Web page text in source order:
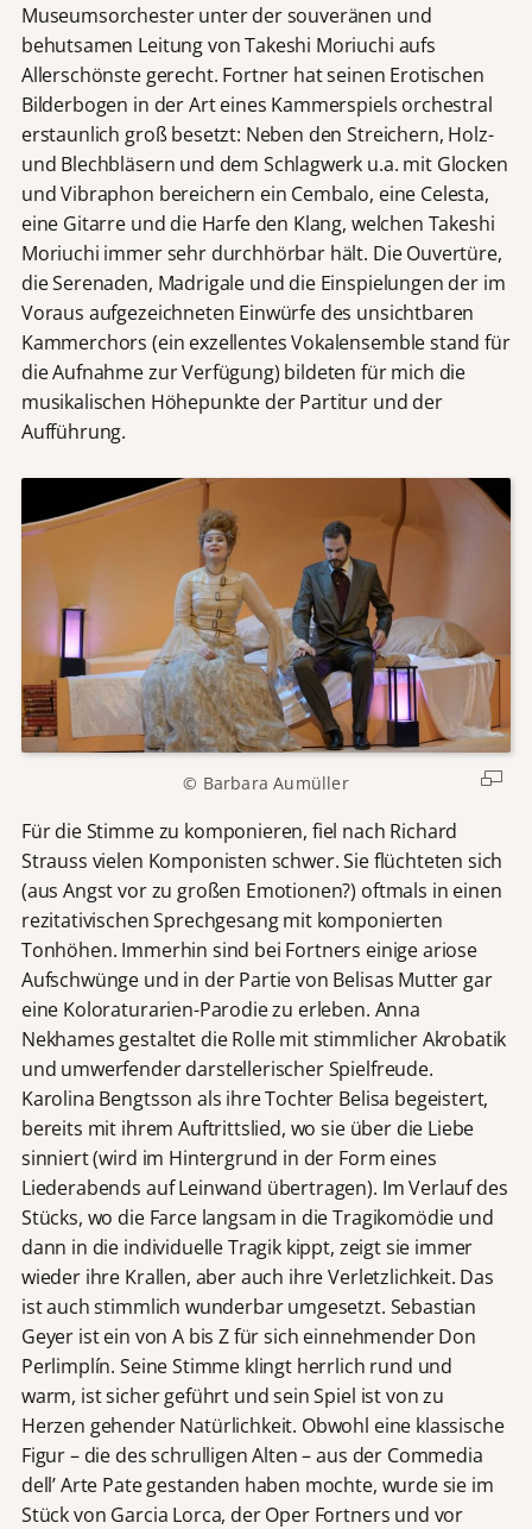
Museumsorchester unter der souveränen und
behutsamen Leitung von Takeshi Moriuchi aufs
Allerschönste gerecht. Fortner hat seinen Erotischen
Bilderbogen in der Art eines Kammerspiels orchestral
erstaunlich groß besetzt: Neben den Streichern, Holz-
und Blechbläsern und dem Schlagwerk u.a. mit Glocken
und Vibraphon bereichern ein Cembalo, eine Celesta,
eine Gitarre und die Harfe den Klang, welchen Takeshi
Moriuchi immer sehr durchhörbar hält. Die Ouvertüre,
die Serenaden, Madrigale und die Einspielungen der im
Voraus aufgezeichneten Einwürfe des unsichtbaren
Kammerchors (ein exzellentes Vokalensemble stand für
die Aufnahme zur Verfügung) bildeten für mich die
musikalischen Höhepunkte der Partitur und der
Aufführung.
© Barbara Aumüller
Für die Stimme zu komponieren, fiel nach Richard
Strauss vielen Komponisten schwer. Sie flüchteten sich
(aus Angst vor zu großen Emotionen?) oftmals in einen
rezitativischen Sprechgesang mit komponierten
Tonhöhen. Immerhin sind bei Fortners einige ariose
Aufschwünge und in der Partie von Belisas Mutter gar
eine Koloraturarien-Parodie zu erleben. Anna
Nekhames gestaltet die Rolle mit stimmlicher Akrobatik
und umwerfender darstellerischer Spielfreude.
Karolina Bengtsson als ihre Tochter Belisa begeistert,
bereits mit ihrem Auftrittslied, wo sie über die Liebe
sinniert (wird im Hintergrund in der Form eines
Liederabends auf Leinwand übertragen). Im Verlauf des
Stücks, wo die Farce langsam in die Tragikomödie und
dann in die individuelle Tragik kippt, zeigt sie immer
wieder ihre Krallen, aber auch ihre Verletzlichkeit. Das
ist auch stimmlich wunderbar umgesetzt. Sebastian
Geyer ist ein von A bis Z für sich einnehmender Don
Perlimplín. Seine Stimme klingt herrlich rund und
warm, ist sicher geführt und sein Spiel ist von zu
Herzen gehender Natürlichkeit. Obwohl eine klassische
Figur – die des schrulligen Alten – aus der Commedia
dell’ Arte Pate gestanden haben mochte, wurde sie im
Stück von Garcia Lorca, der Oper Fortners und vor